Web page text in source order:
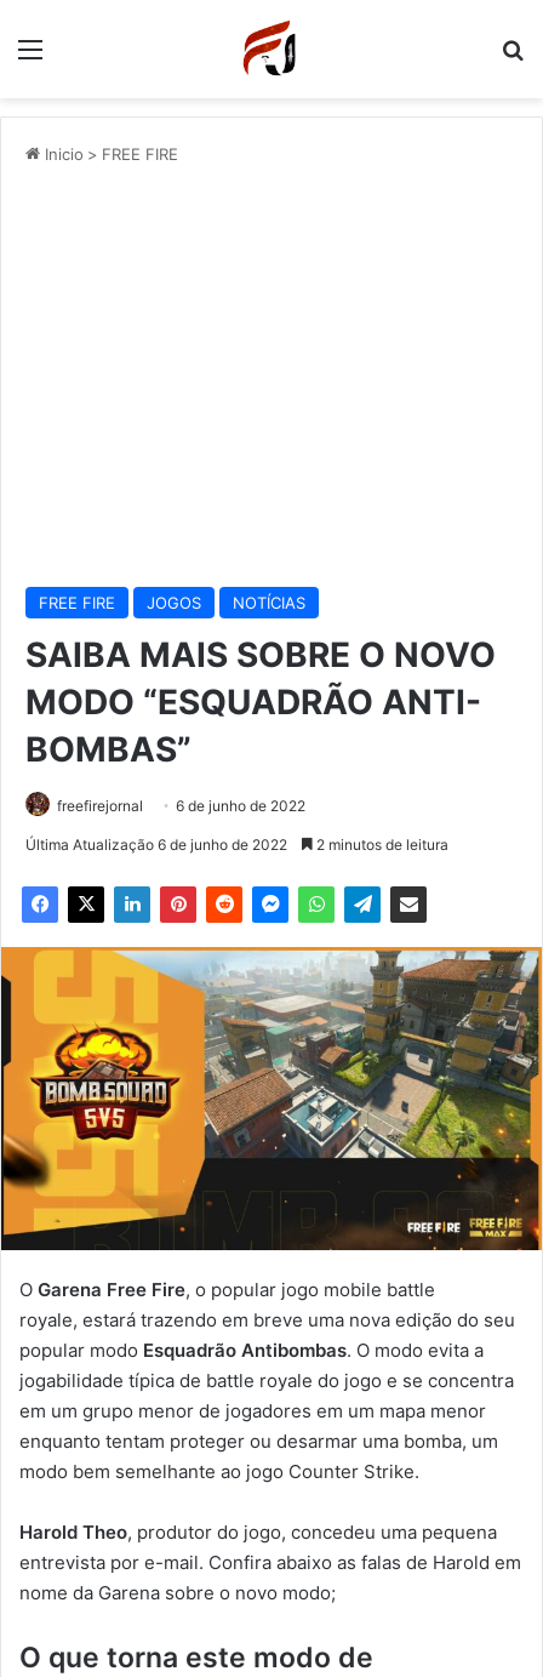
Menu
Inicio > FREE FIRE
FREE FIRE JOGOS NOTÍCIAS
SAIBA MAIS SOBRE O NOVO
MODO “ESQUADRÃO ANTI-
BOMBAS”
freefirejornal 6 de junho de 2022
Última Atualização 6 de junho de 2022 2 minutos de leitura
O Garena Free Fire, o popular jogo mobile battle
royale, estará trazendo em breve uma nova edição do seu
popular modo Esquadrão Antibombas. O modo evita a
jogabilidade típica de battle royale do jogo e se concentra
em um grupo menor de jogadores em um mapa menor
enquanto tentam proteger ou desarmar uma bomba, um
modo bem semelhante ao jogo Counter Strike.
Harold Theo, produtor do jogo, concedeu uma pequena
entrevista por e-mail. Confira abaixo as falas de Harold em
nome da Garena sobre o novo modo;
O que torna este modo de